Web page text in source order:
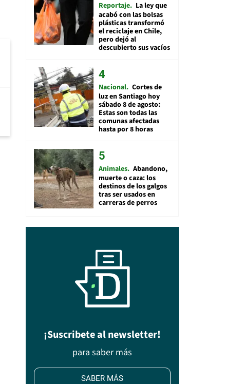
Reportaje La ley que
acabó con las bolsas
plásticas transformó
el reciclaje en Chile,
pero dejó al
descubierto sus vacíos
Nacional Cortes de
luz en Santiago hoy
sábado 8 de agosto:
Estas son todas las
comunas afectadas
hasta por 8 horas
Animales Abandono,
muerte o caza: los
destinos de los galgos
tras ser usados en
carreras de perros
¡Suscribete al newsletter!
para saber más
SABER MÁS